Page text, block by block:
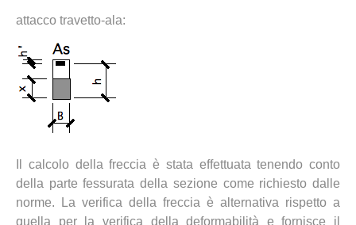
attacco travetto-ala:
Il calcolo della freccia è stata effettuata tenendo conto
della parte fessurata della sezione come richiesto dalle
norme. La verifica della freccia è alternativa rispetto a
quella per la verifica della deformabilità e fornisce il